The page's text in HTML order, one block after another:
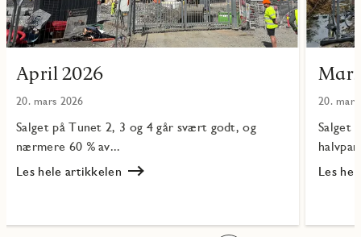
April 2026
20. mars 2026
Salget på Tunet 2, 3 og 4 går svært godt, og
nærmere 60 % av...
Les hele artikkelen
20.
Salget
Les